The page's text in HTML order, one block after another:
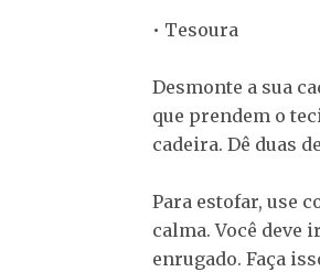
• Tesoura
Desmonte a sua
que prendem o
cadeira. Dê duas
Para estofar, use
calma. Você deve
enrugado. Faça